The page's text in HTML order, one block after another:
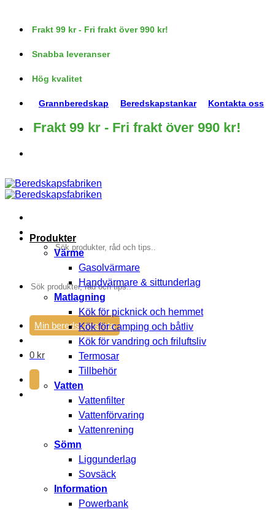
contentFrakt 99 kr - Fri frakt över 990 kr!
Snabba leveranser
Hög kvalitet
Grannberedskap Beredskapstankar Kontakta oss
Frakt 99 kr - Fri frakt över 990 kr!
Sök
efter:
Sök
efter:
Min beredskapslista
0 kr
Produkter
Värme
Gasolvärmare
Handvärmare & sittunderlag
Matlagning
Kök för picknick och hemmet
Kök för camping och båtliv
Kök för vandring och friluftsliv
Termosar
Tillbehör
Vatten
Vattenfilter
Vattenförvaring
Vattenrening
Sömn
Liggunderlag
Sovsäck
Information
Powerbank